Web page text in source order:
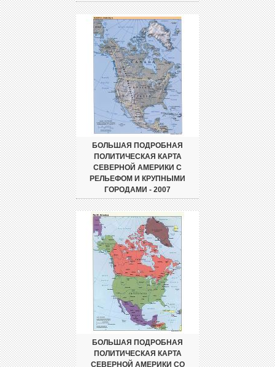
БОЛЬШАЯ ПОДРОБНАЯ
ПОЛИТИЧЕСКАЯ КАРТА
СЕВЕРНОЙ АМЕРИКИ С
РЕЛЬЕФОМ И КРУПНЫМИ
ГОРОДАМИ - 2007
БОЛЬШАЯ ПОДРОБНАЯ
ПОЛИТИЧЕСКАЯ КАРТА
СЕВЕРНОЙ АМЕРИКИ СО